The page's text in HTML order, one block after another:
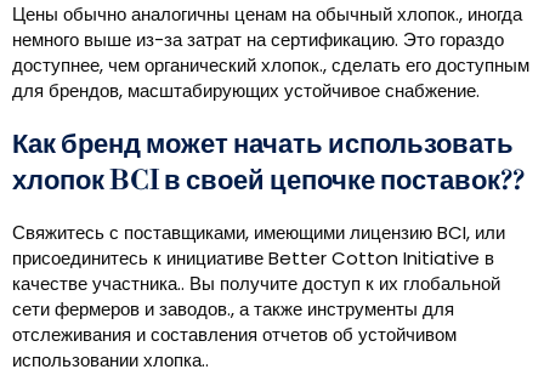
Цены обычно аналогичны ценам на обычный хлопок., иногда
немного выше из-за затрат на сертификацию. Это гораздо
доступнее, чем органический хлопок., сделать его доступным
для брендов, масштабирующих устойчивое снабжение.
Как бренд может начать использовать
хлопок BCI в своей цепочке поставок??
Свяжитесь с поставщиками, имеющими лицензию BCI, или
присоединитесь к инициативе Better Cotton Initiative в
качестве участника.. Вы получите доступ к их глобальной
сети фермеров и заводов., а также инструменты для
отслеживания и составления отчетов об устойчивом
использовании хлопка..